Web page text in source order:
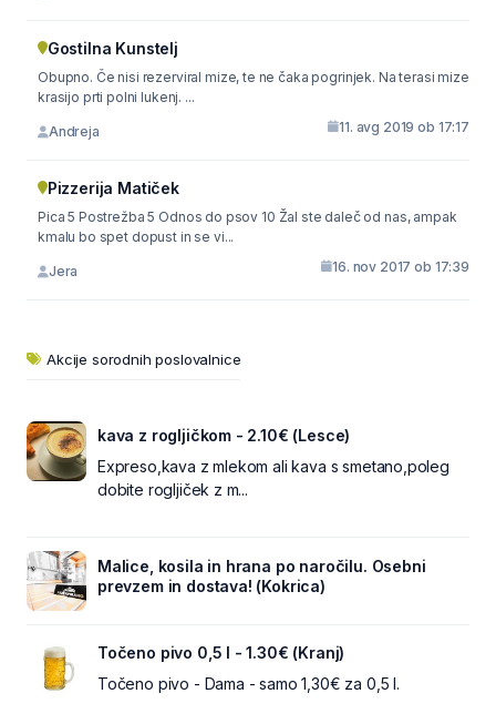
Gostilna Kunstelj
Obupno. Če nisi rezerviral mize, te ne čaka pogrinjek. Na terasi mize
krasijo prti polni lukenj. ...
Andreja 11. avg 2019 ob 17:17
Pizzerija Matiček
Pica 5 Postrežba 5 Odnos do psov 10 Žal ste daleč od nas, ampak
kmalu bo spet dopust in se vi...
Jera 16. nov 2017 ob 17:39
Akcije sorodnih poslovalnice
kava z rogljičkom - 2.10€ (Lesce)
Expreso,kava z mlekom ali kava s smetano,poleg
dobite rogljiček z m...
Malice, kosila in hrana po naročilu. Osebni
prevzem in dostava! (Kokrica)
Točeno pivo 0,5 l - 1.30€ (Kranj)
Točeno pivo - Dama - samo 1,30€ za 0,5 l.